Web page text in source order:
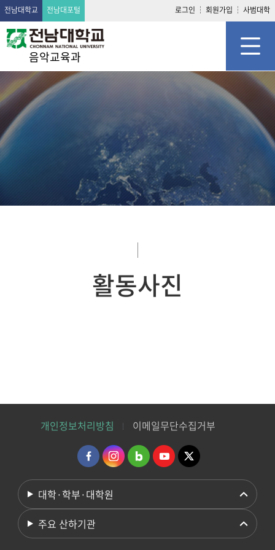
전남대학교 전남대포털 로그인 회원가입 사범대학
음악교육과
활동사진
개인정보처리방침 이메일무단수집거부
대학·학부·대학원
주요 산하기관